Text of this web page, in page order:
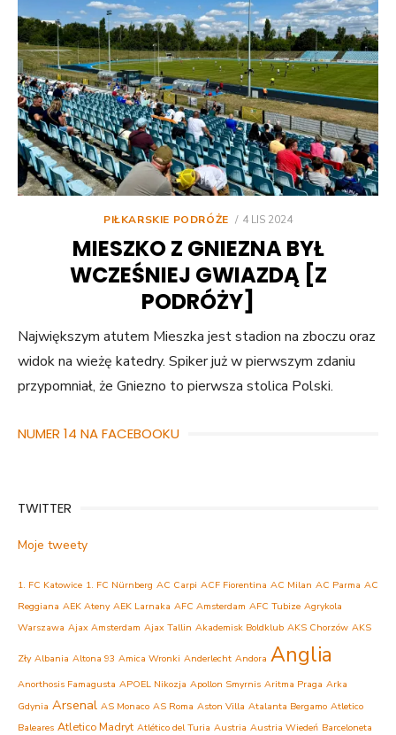
PIŁKARSKIE PODRÓŻE
POSTED
4 LIS 2024
MIESZKO Z GNIEZNA BYŁ
WCZEŚNIEJ GWIAZDĄ [Z
PODRÓŻY]
Największym atutem Mieszka jest stadion na zboczu oraz
widok na wieżę katedry. Spiker już w pierwszym zdaniu
przypomniał, że Gniezno to pierwsza stolica Polski.
NUMER 14 NA FACEBOOKU
TWITTER
Moje tweety
1. FC Katowice 1. FC Nürnberg AC Carpi ACF Fiorentina AC Milan AC Parma AC
Reggiana AEK Ateny AEK Larnaka AFC Amsterdam AFC Tubize Agrykola
Warszawa Ajax Amsterdam Ajax Tallin Akademisk Boldklub AKS Chorzów AKS
Zły Albania Altona 93 Amica Wronki Anderlecht Andora Anglia
Anorthosis Famagusta APOEL Nikozja Apollon Smyrnis Aritma Praga Arka
Gdynia Arsenal AS Monaco AS Roma Aston Villa Atalanta Bergamo Atletico
Baleares Atletico Madryt Atlético del Turia Austria Austria Wiedeń Barceloneta